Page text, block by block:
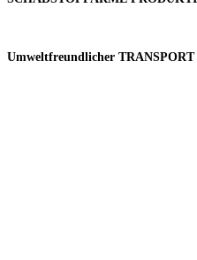
Umweltfreundlicher TRANSPORT